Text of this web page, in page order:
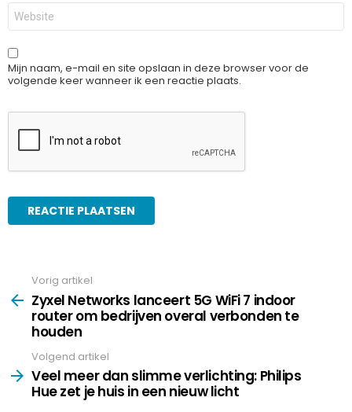
Site
Mijn naam, e-mail en site opslaan in deze browser voor de
volgende keer wanneer ik een reactie plaats.
more
Vorig artikel
Zyxel Networks lanceert 5G WiFi 7 indoor
router om bedrijven overal verbonden te
houden
Volgend artikel
Veel meer dan slimme verlichting: Philips
Hue zet je huis in een nieuw licht